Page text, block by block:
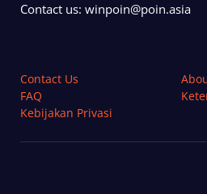
Contact us: winpoin@poin.asia
Contact Us
FAQ
Kebijakan Privasi